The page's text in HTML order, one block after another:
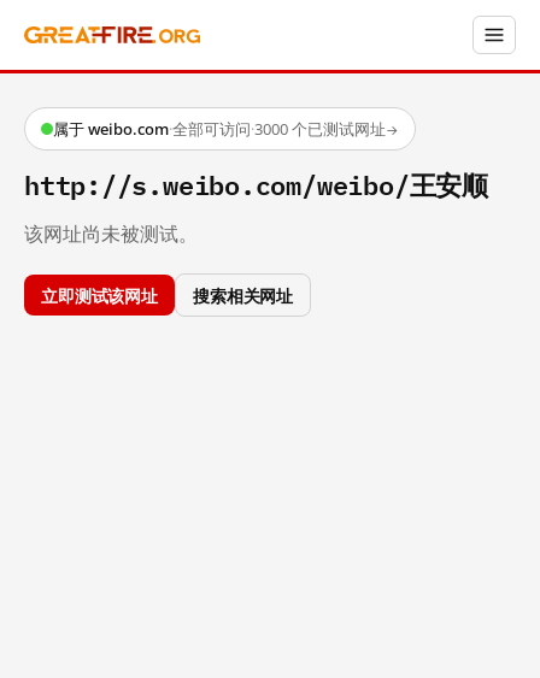
属于 weibo.com·全部可访问·3000 个已测试网址→
http://s.weibo.com/weibo/王安顺
该网址尚未被测试。
立即测试该网址 搜索相关网址